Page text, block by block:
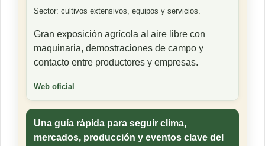
Sector: cultivos extensivos, equipos y servicios.
Gran exposición agrícola al aire libre con
maquinaria, demostraciones de campo y
contacto entre productores y empresas.
Web oficial
Una guía rápida para seguir clima,
mercados, producción y eventos clave del